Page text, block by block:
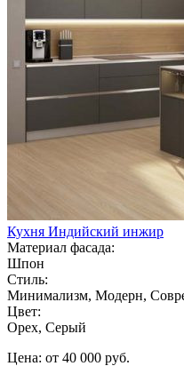
Кухня Индийский инжир
Материал фасада:
Шпон
Стиль:
Минимализм, Модерн,
Цвет:
Орех, Серый
Цена: от 40 000 руб.